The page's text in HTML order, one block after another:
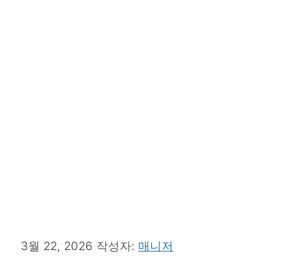
3월 22, 2026 작성자: 매니저